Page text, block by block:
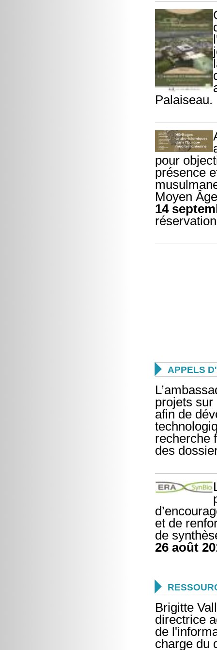
Palaiseau.
pour
présence
Moyen
14
 APPELS
projets sur
afin de
recherche
des
et de
de
26 août

Brigitte
directrice
de
charge du